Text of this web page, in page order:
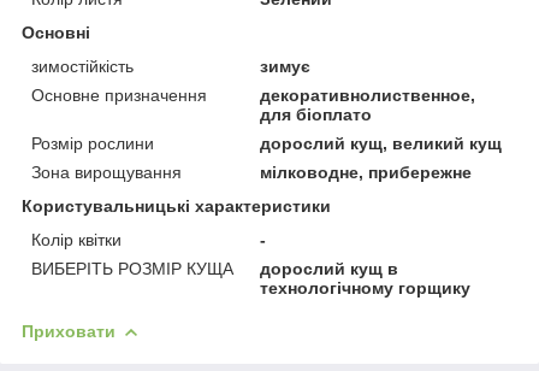
Основні
зимостійкість
зимує
Основне призначення
декоративнолиственное,
для біоплато
Розмір рослини
дорослий кущ, великий кущ
Зона вирощування
мілководне, прибережне
Користувальницькі характеристики
Колір квітки
-
ВИБЕРІТЬ РОЗМІР КУЩА
дорослий кущ в
технологічному горщику
Приховати